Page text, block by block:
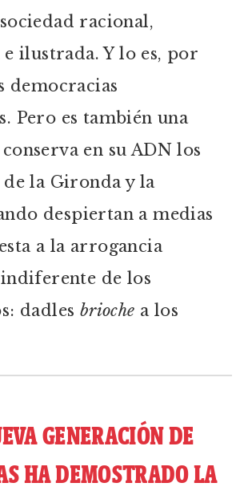
racional,
ilustrada. Y lo es, por
democracias
Pero es también una
en su ADN los
la Gironda y la
despiertan a medias
a la arrogancia
de los
dadles brioche a los
GENERACIÓN DE
HA DEMOSTRADO LA